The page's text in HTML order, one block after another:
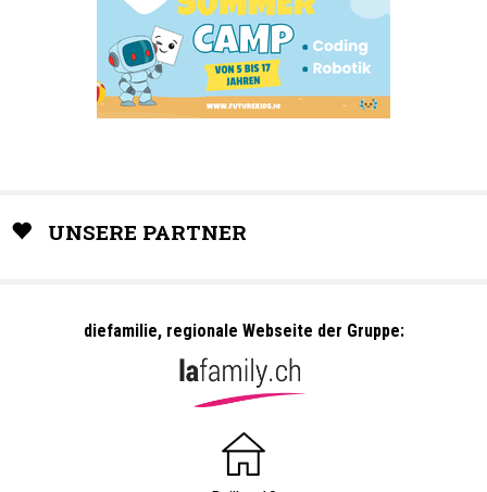
UNSERE PARTNER
diefamilie, regionale Webseite der Gruppe: